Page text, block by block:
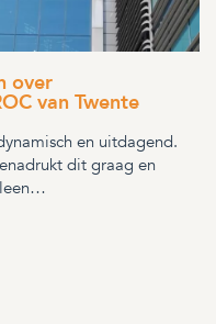
over
van Twente
en uitdagend.
dit graag en